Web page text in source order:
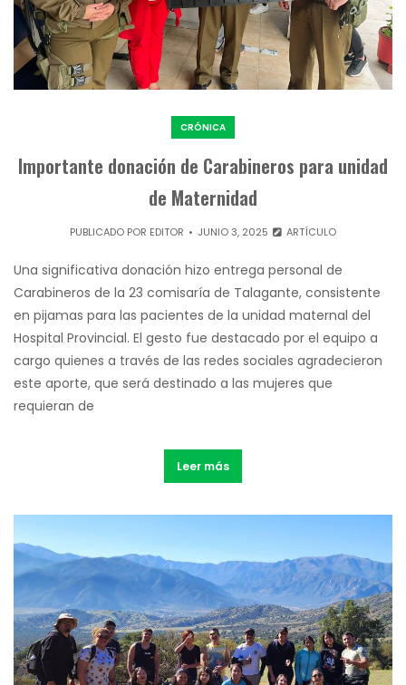
CRÓNICA
Importante donación de Carabineros para unidad
de Maternidad
PUBLICADO POR EDITOR JUNIO 3, 2025 ARTÍCULO
Una significativa donación hizo entrega personal de
Carabineros de la 23 comisaría de Talagante, consistente
en pijamas para las pacientes de la unidad maternal del
Hospital Provincial. El gesto fue destacado por el equipo a
cargo quienes a través de las redes sociales agradecieron
este aporte, que será destinado a las mujeres que
requieran de
Leer más